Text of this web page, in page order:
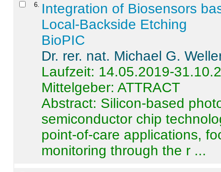
6
Integration of Biosensors
Local-Backside Etching
BioPIC
Dr. rer. nat. Michael G.
Laufzeit: 14.05.2019-
Mittelgeber: ATTRACT
Abstract: Silicon-based
semiconductor chip
point-of-care applications,
monitoring through the r ...